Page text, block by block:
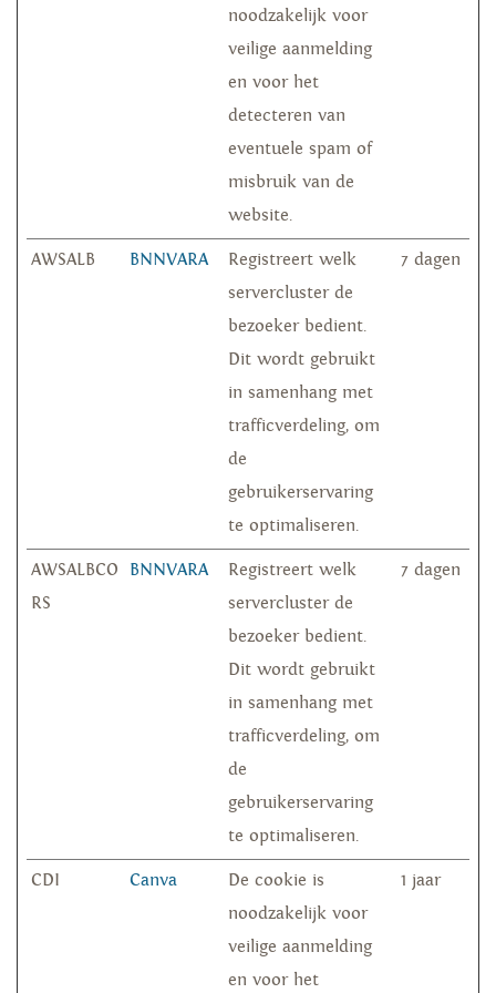
noodzakelijk voor
veilige aanmelding
en voor het
detecteren van
eventuele spam of
misbruik van de
website.
AWSALB BNNVARA
Registreert welk
servercluster de
bezoeker bedient.
Dit wordt gebruikt
in samenhang met
trafficverdeling, om
de
gebruikerservaring
te optimaliseren.
7 dagen
AWSALBCO
RS
BNNVARA
Registreert welk
servercluster de
bezoeker bedient.
Dit wordt gebruikt
in samenhang met
trafficverdeling, om
de
gebruikerservaring
te optimaliseren.
7 dagen
CDI Canva
De cookie is
noodzakelijk voor
veilige aanmelding
en voor het
1 jaar